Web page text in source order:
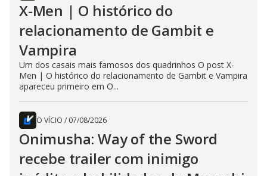
X-Men | O histórico do
relacionamento de Gambit e
Vampira
Um dos casais mais famosos dos quadrinhos O post X-
Men | O histórico do relacionamento de Gambit e Vampira
apareceu primeiro em O...
O VÍCIO / 07/08/2026
Onimusha: Way of the Sword
recebe trailer com inimigo